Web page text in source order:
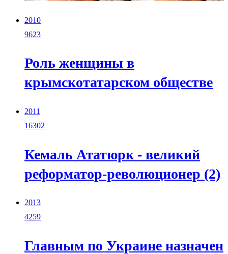
2010
9623
Роль женщины в
крымскотатарском обществе
2011
16302
Кемаль Ататюрк - великий
реформатор-революционер (2)
2013
4259
Главным по Украине назначен